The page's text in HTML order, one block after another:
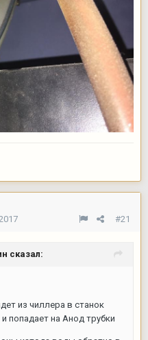
#21
сказал:
из чиллера в станок
попадает на Анод трубки